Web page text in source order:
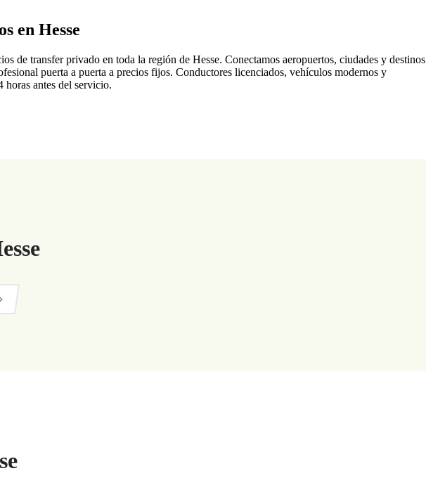
en Hesse
de transfer privado en toda la región de Hesse. Conectamos aeropuertos, ciudades y destinos
puerta a puerta a precios fijos. Conductores licenciados, vehículos modernos y
horas antes del servicio.